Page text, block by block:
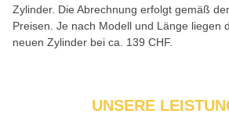
Zylinder. Die Abrechnung erfolgt gemäß
Preisen. Je nach Modell und Länge liegen
neuen Zylinder bei ca. 139 CHF.
UNSERE